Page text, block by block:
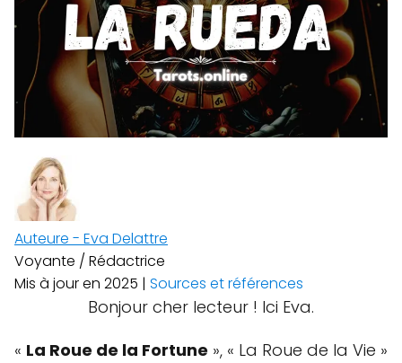
Auteure - Eva Delattre
Voyante / Rédactrice
Mis à jour en 2025 | Sources et références
Bonjour cher lecteur ! Ici Eva.
« La Roue de la Fortune », « La Roue de la Vie »